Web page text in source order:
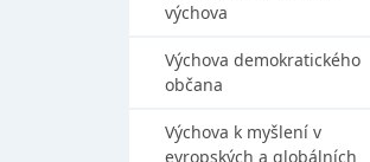
výchova
Výchova demokratického
občana
Výchova k myšlení v
evropských a globálních